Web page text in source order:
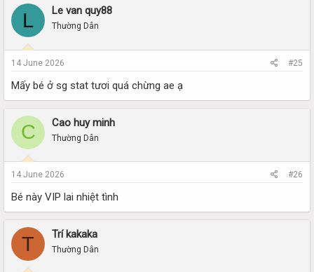
L Le van quy88
Thường Dân
14 June 2026 #25
Mấy bé ở sg stat tươi quá chừng ae ạ
C Cao huy minh
Thường Dân
14 June 2026 #26
Bé này VIP lai nhiệt tình
T Trí kakaka
Thường Dân